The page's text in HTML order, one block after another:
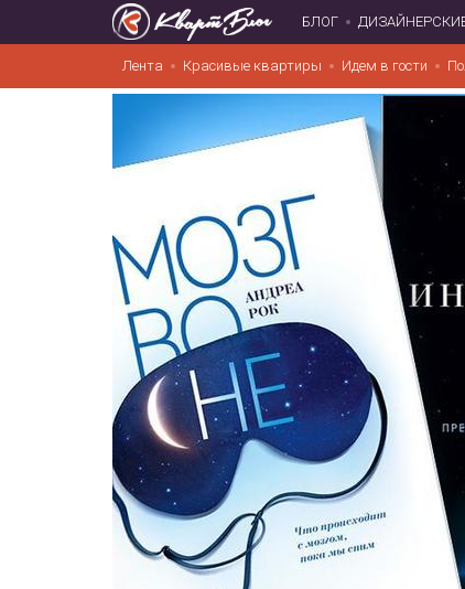
БЛОГ
Лента Красивые квартиры Идем в гости